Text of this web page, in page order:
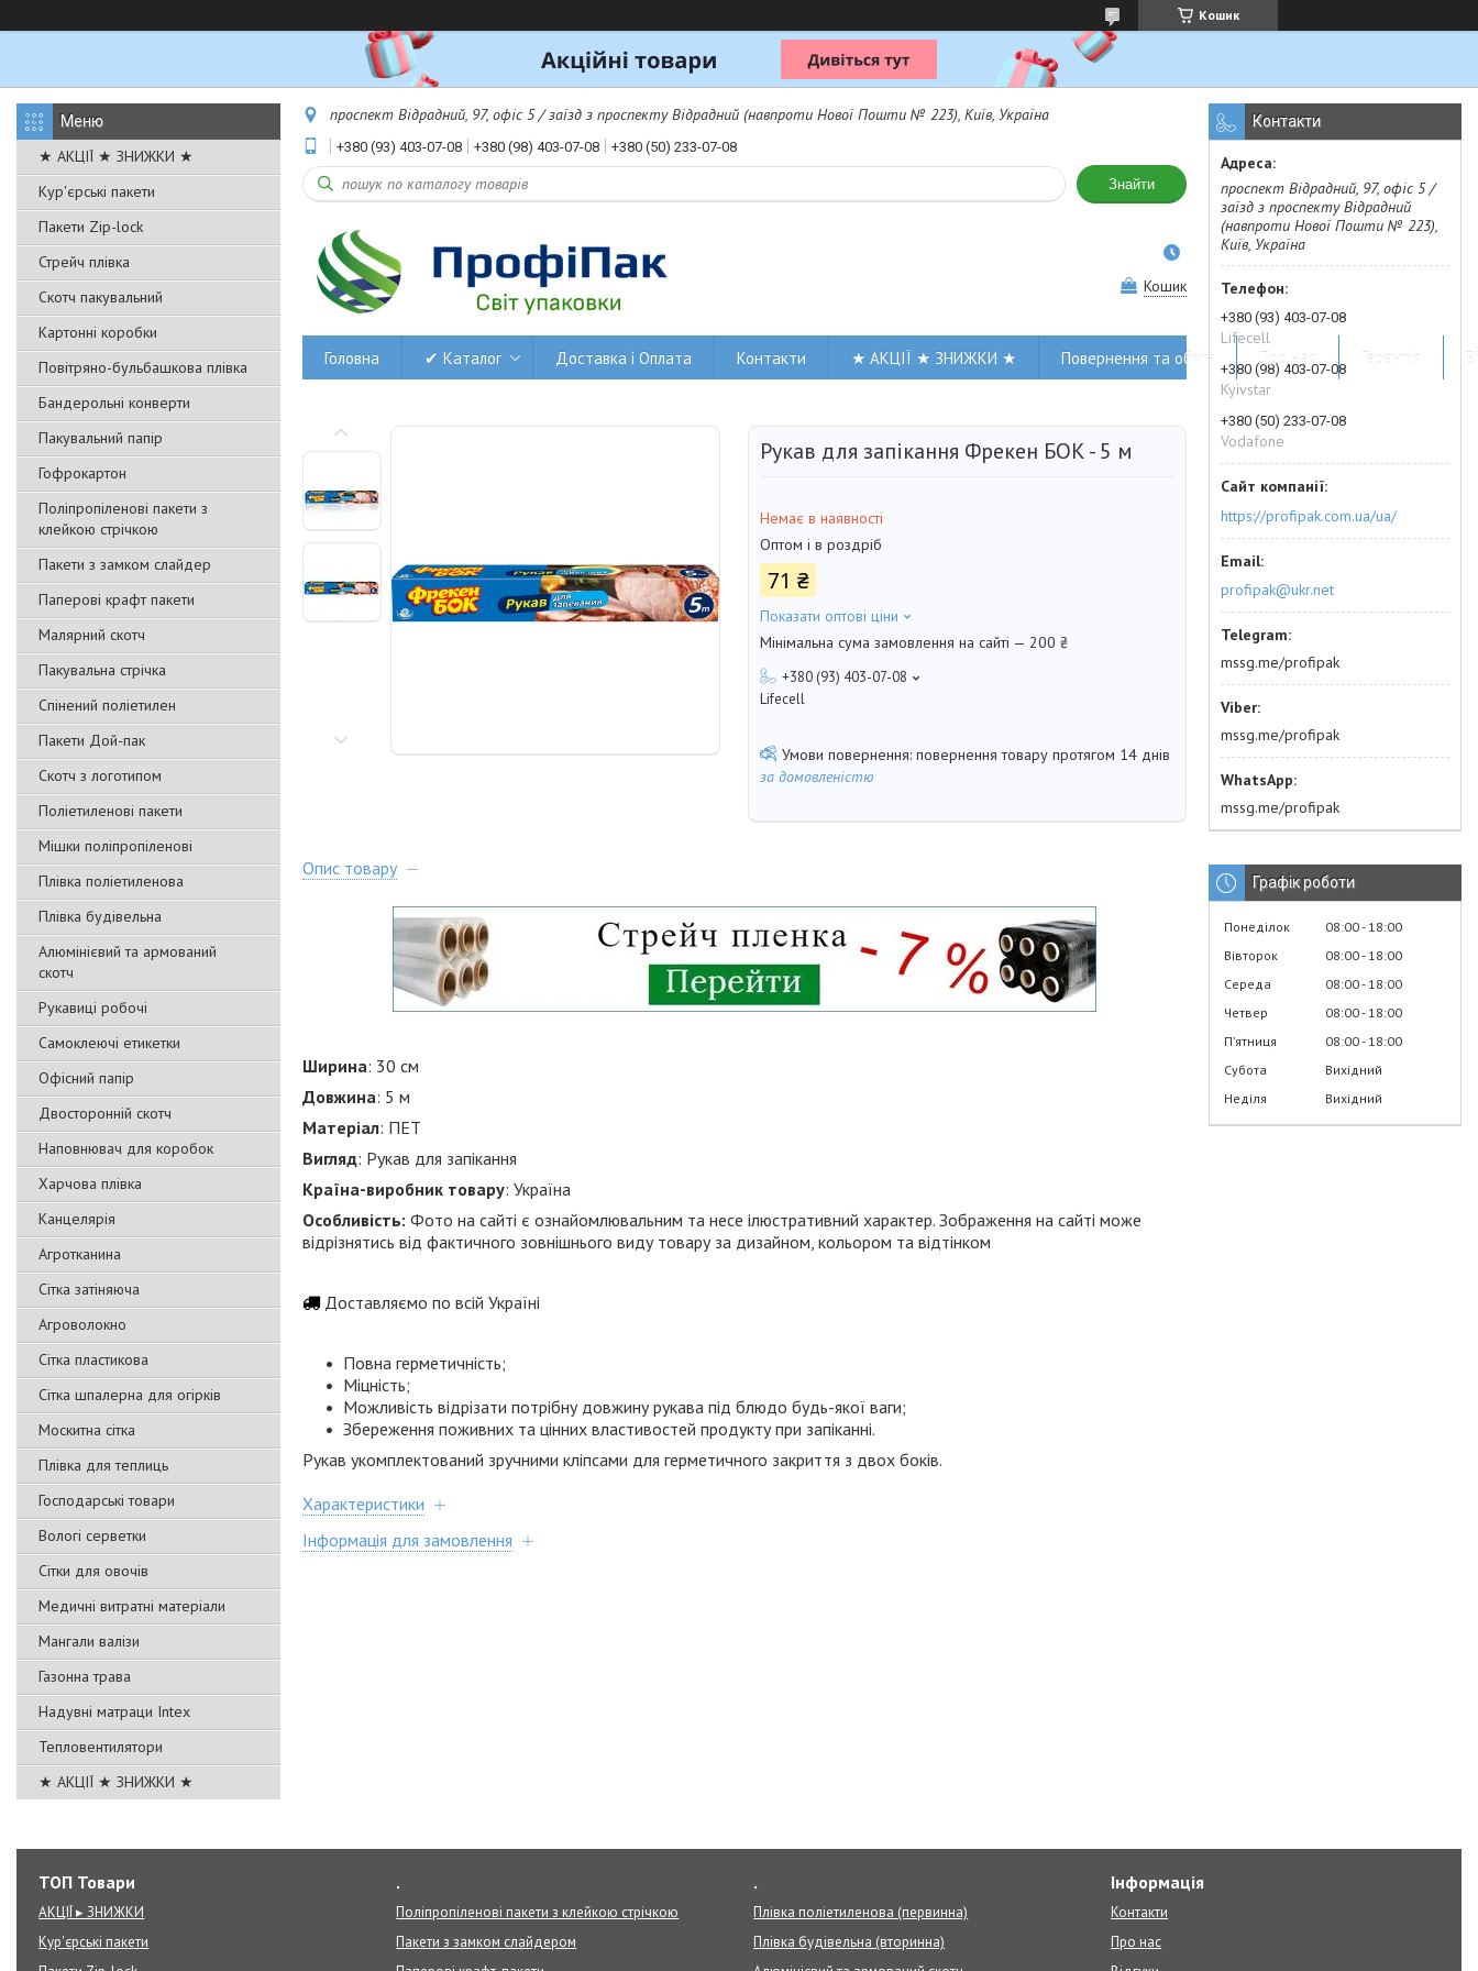
Кошик
★ АКЦІЇ ★ ЗНИЖКИ ★
Кур'єрські пакети
Пакети Zip-lock
Стрейч плівка
Скотч пакувальний
Картонні коробки
Повітряно-бульбашкова плівка
Бандерольні конверти
Пакувальний папір
Гофрокартон
Поліпропіленові пакети з
клейкою стрічкою
Пакети з замком слайдер
Паперові крафт пакети
Малярний скотч
Пакувальна стрічка
Спінений поліетилен
Пакети Дой-пак
Скотч з логотипом
Поліетиленові пакети
Мішки поліпропіленові
Плівка поліетиленова
Плівка будівельна
Алюмінієвий та армований
скотч
Рукавиці робочі
Самоклеючі етикетки
Офісний папір
Двосторонній скотч
Наповнювач для коробок
Харчова плівка
Канцелярія
Агротканина
Сітка затіняюча
Агроволокно
Сітка пластикова
Сітка шпалерна для огірків
Москитна сітка
Плівка для теплиць
Господарські товари
Вологі серветки
Сітки для овочів
Медичні витратні матеріали
Мангали валізи
Газонна трава
Надувні матраци Intex
Тепловентилятори
★ АКЦІЇ ★ ЗНИЖКИ ★
проспект Відрадний, 97, офіс 5 / заїзд з проспекту Відрадний (навпроти Нової Пошти № 223), Київ, Україна
+380 (93) 403-07-08 +380 (98) 403-07-08 +380 (50) 233-07-08
Знайти
Кошик
Головна ✔ Каталог Доставка і Оплата Контакти ★ АКЦІЇ ★ ЗНИЖКИ ★ Повернення та обмін Про нас Гарантія
Рукав для запікання Фрекен БОК - 5 м
Немає в наявності
Оптом і в роздріб
71 ₴
Показати оптові ціни
Мінімальна сума замовлення на сайті — 200 ₴
+380 (93) 403-07-08
Lifecell
повернення товару протягом 14 днів
за домовленістю
Опис товару
Ширина: 30 см
Довжина: 5 м
Матеріал: ПЕТ
Вигляд: Рукав для запікання
Країна-виробник товару: Україна
Особливість: Фото на сайті є ознайомлювальним та несе ілюстративний характер. Зображення на сайті може
відрізнятись від фактичного зовнішнього виду товару за дизайном, кольором та відтінком
Доставляємо по всій Україні
Повна герметичність;
Міцність;
Можливість відрізати потрібну довжину рукава під блюдо будь-якої ваги;
Збереження поживних та цінних властивостей продукту при запіканні.
Рукав укомплектований зручними кліпсами для герметичного закриття з двох боків.
Характеристики
Інформація для замовлення
Контакти
проспект Відрадний, 97, офіс 5 /
заїзд з проспекту Відрадний
(навпроти Нової Пошти № 223),
Київ, Україна
+380 (93) 403-07-08
Lifecell
+380 (98) 403-07-08
Kyivstar
+380 (50) 233-07-08
Vodafone
https://profipak.com.ua/ua/
profipak@ukr.net
mssg.me/profipak
mssg.me/profipak
mssg.me/profipak
Графік роботи
Понеділок 08:00 18:00
Вівторок
08:00 18:00
Середа
08:00 18:00
Четвер
08:00 18:00
Пʼятниця
08:00 18:00
Субота
Вихідний
Неділя
Вихідний
ТОП Товари
АКЦІЇ ▸ ЗНИЖКИ
Кур'єрські пакети
.
Поліпропіленові пакети з клейкою стрічкою
Пакети з замком слайдером
.
Плівка поліетиленова (первинна)
Плівка будівельна (вторинна)
Інформація
Контакти
Про нас